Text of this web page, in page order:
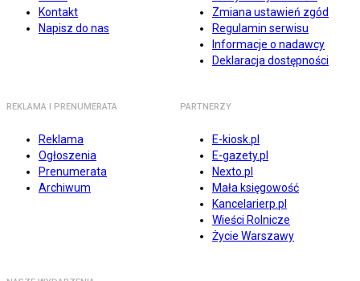
Kontakt
Napisz do nas
Zmiana ustawień zgód
Regulamin serwisu
Informacje o nadawcy
Deklaracja dostępności
REKLAMA I PRENUMERATA
Reklama
Ogłoszenia
Prenumerata
Archiwum
PARTNERZY
E-kiosk.pl
E-gazety.pl
Nexto.pl
Mała księgowość
Kancelarierp.pl
Wieści Rolnicze
Życie Warszawy